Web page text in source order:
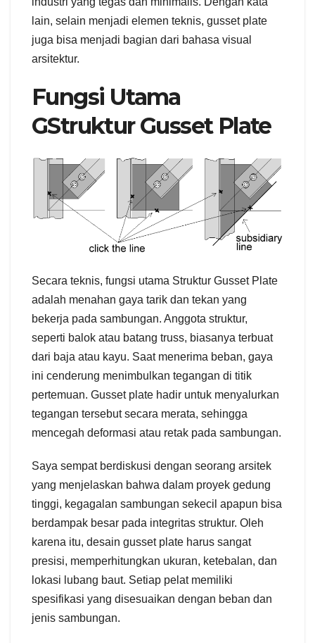
lain, selain menjadi elemen teknis, gusset plate
juga bisa menjadi bagian dari bahasa visual
arsitektur.
Fungsi Utama
GStruktur Gusset Plate
Secara teknis, fungsi utama Struktur Gusset Plate
adalah menahan gaya tarik dan tekan yang
bekerja pada sambungan. Anggota struktur,
seperti balok atau batang truss, biasanya terbuat
dari baja atau kayu. Saat menerima beban, gaya
ini cenderung menimbulkan tegangan di titik
pertemuan. Gusset plate hadir untuk menyalurkan
tegangan tersebut secara merata, sehingga
mencegah deformasi atau retak pada sambungan.
Saya sempat berdiskusi dengan seorang arsitek
yang menjelaskan bahwa dalam proyek gedung
tinggi, kegagalan sambungan sekecil apapun bisa
berdampak besar pada integritas struktur. Oleh
karena itu, desain gusset plate harus sangat
presisi, memperhitungkan ukuran, ketebalan, dan
lokasi lubang baut. Setiap pelat memiliki
spesifikasi yang disesuaikan dengan beban dan
jenis sambungan.